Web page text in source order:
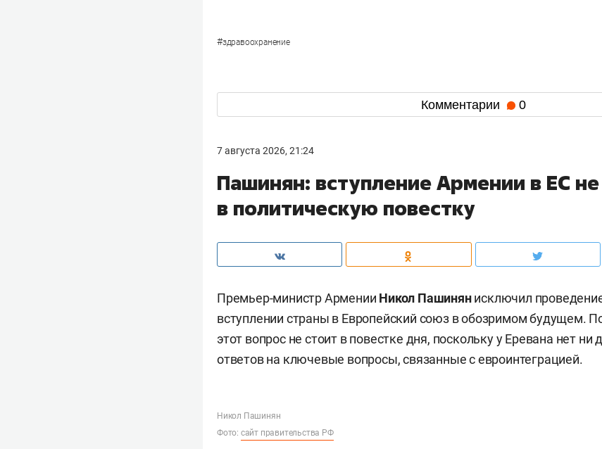
#здравоохранение
Комментарии 0
7 августа 2026, 21:24
Пашинян: вступление Армении в ЕС
в политическую повестку
Премьер-министр Армении Никол Пашинянисключил
вступлении страны в Европейский союз в обозримом будущем.
этот вопрос не стоит в повестке дня, поскольку у Еревана нет
ответов на ключевые вопросы, связанные с евроинтеграцией.
Никол Пашинян
Фото: сайт правительства РФ